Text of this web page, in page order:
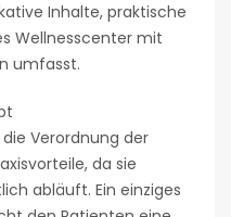
Inhalte, praktische
Wellnesscenter mit
umfasst.
Verordnung der
da sie
abläuft. Ein einziges